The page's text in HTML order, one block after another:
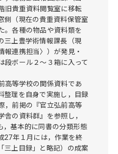
旧貴重資料閲覧室に移転
側（現在の貴重資料保管室
。各種の物品や資料類を
三上豊学術情報課長（現
報連携担当〉）が発見・
段ボール２～３箱に入って
高等学校の関係資料であ
整理を自身で実施し，目録
，前掲の『官立弘前高等
舎の資料群』を参照し，
，基本的に同書の分類形態
27年１月には，作業を終
三上目録」と略記）の成案